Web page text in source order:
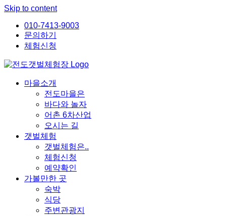
Skip to content
010-7413-9003
문의하기
체험신청
마을소개
전도마을은
바다와 놀자
어촌 6차산업
오시는 길
갯벌체험
갯벌체험은..
체험신청
예약확인
가볼만한 곳
숙박
식당
주변관광지